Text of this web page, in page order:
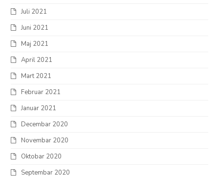
Juli 2021
Juni 2021
Maj 2021
April 2021
Mart 2021
Februar 2021
Januar 2021
Decembar 2020
Novembar 2020
Oktobar 2020
Septembar 2020